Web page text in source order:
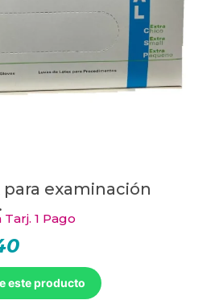
examinación
1 Pago
El
actual
es:
$ 4840.
este producto